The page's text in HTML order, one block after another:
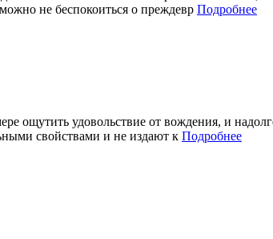
не беспокоиться о преждевр Подробнее
ощутить удовольствие от вождения, и
свойствами и не издают к Подробнее